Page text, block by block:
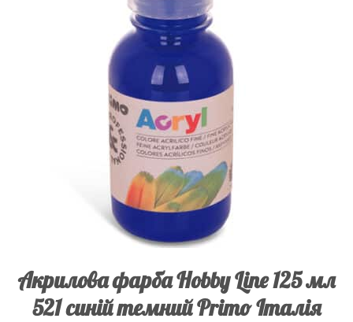
Акрилова фарба Hobby Line 125 мл
521 синій темний Primo Італія